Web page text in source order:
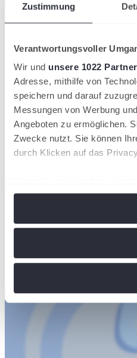
Zustimmung
Verantwortungsvoller
Wir und unsere 1022 Partner
Adresse, mithilfe von
speichern und darauf
Messungen von Werbung
Angeboten zu ermöglichen.
Zwecke nutzt. Sie können
durch Klicken auf das
Ihr Gerät durch
Erfahren Sie mehr darüber,
soziale Medien anbieten zu
analysieren. Außerdem
an unsere Partner für
MaxBrausch